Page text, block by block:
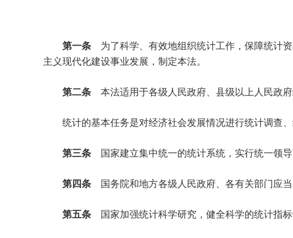
第一条 为了科学、有效地组织统计工作，保障统计
主义现代化建设事业发展，制定本法。
第二条 本法适用于各级人民政府、县级以上人民政
统计的基本任务是对经济社会发展情况进行统计调查、
第三条 国家建立集中统一的统计系统，实行统一领
第四条 国务院和地方各级人民政府、各有关部门应
第五条 国家加强统计科学研究，健全科学的统计指